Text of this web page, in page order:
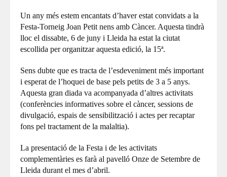
Un any més estem encantats d’haver estat convidats a la
Festa-Torneig Joan Petit nens amb Càncer. Aquesta tindrà
lloc el dissabte, 6 de juny i Lleida ha estat la ciutat
escollida per organitzar aquesta edició, la 15ª.
Sens dubte que es tracta de l’esdeveniment més important
i esperat de l’hoquei de base pels petits de 3 a 5 anys.
Aquesta gran diada va acompanyada d’altres activitats
(conferències informatives sobre el càncer, sessions de
divulgació, espais de sensibilització i actes per recaptar
fons pel tractament de la malaltia).
La presentació de la Festa i de les activitats
complementàries es farà al pavelló Onze de Setembre de
Lleida durant el mes d’abril.